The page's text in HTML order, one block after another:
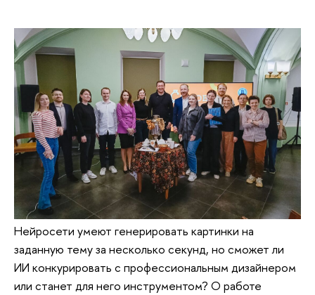
Нейросети умеют генерировать картинки на
заданную тему за несколько секунд, но сможет ли
ИИ конкурировать с профессиональным дизайнером
или станет для него инструментом? О работе